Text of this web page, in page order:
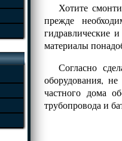
Хотите
прежде
гидравлические
материалы
Согласно
оборудования,
частного дома
трубопровода и